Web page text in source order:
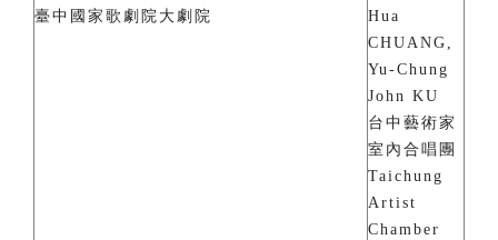
臺中國家歌劇院大劇院
Hua
CHUANG,
Yu-Chung
John KU
台中藝術家
室內合唱團
Taichung
Artist
Chamber